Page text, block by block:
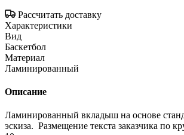
Рассчитать доставку
Характеристики
Вид
Баскетбол
Материал
Ламинированный
Описание
Ламинированный вкладыш на основе
эскиза. Размещение текста заказчика по